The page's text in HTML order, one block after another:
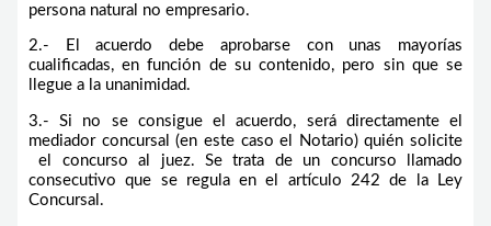
persona natural no empresario.
2.- El acuerdo debe aprobarse con unas mayorías
cualificadas, en función de su contenido, pero sin que se
llegue a la unanimidad.
3.- Si no se consigue el acuerdo, será directamente el
mediador concursal (en este caso el Notario) quién solicite
el concurso al juez. Se trata de un concurso llamado
consecutivo que se regula en el artículo 242 de la Ley
Concursal.